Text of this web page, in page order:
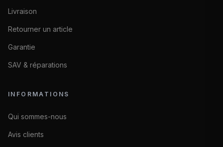
Livraison
Retourner un article
Garantie
SAV & réparations
INFORMATIONS
Qui sommes-nous
Avis clients